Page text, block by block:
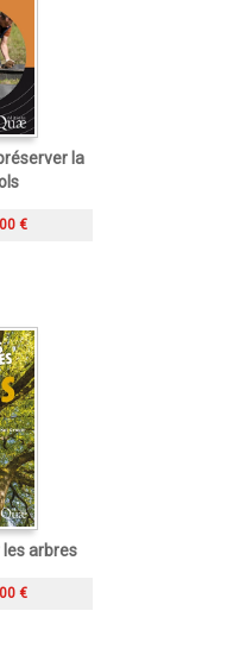
la
€
arbres
€